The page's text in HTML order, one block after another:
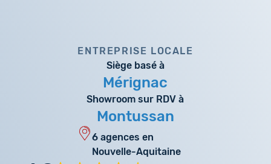
ENTREPRISE LOCALE
Siège basé à
Mérignac
Showroom sur RDV à
Montussan
6 agences en
Nouvelle-Aquitaine